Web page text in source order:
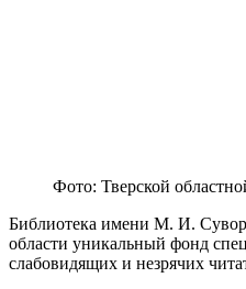
Фото: Тверской
Библиотека имени М. И.
области уникальный фонд
слабовидящих и незрячих